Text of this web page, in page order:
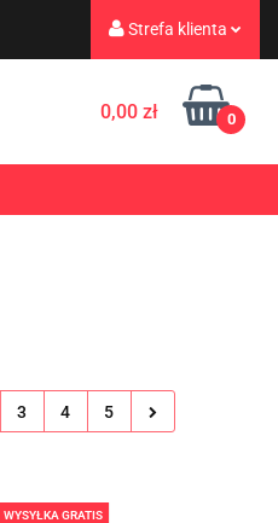
Strefa klienta
Zaloguj się
Zarejestruj się
Dodaj zgłoszenie
0,00 zł 0
3 4 5
WYSYŁKA GRATIS